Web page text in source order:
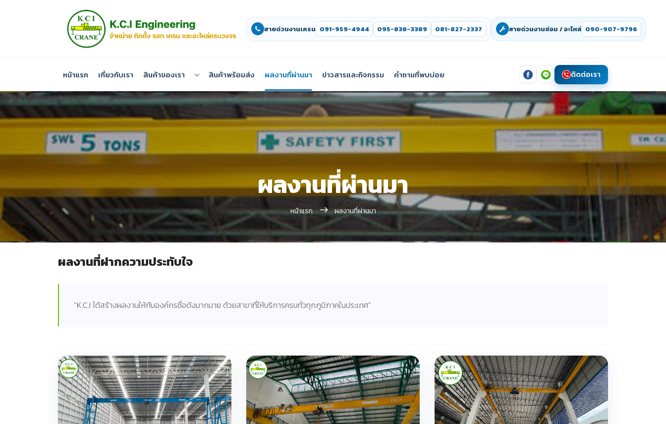
สายด่วนงานเครน 091-959-4944 095-838-3389 081-827-2337 สายด่วนงานซ่อม / อะไหล่ 090-907-9796
หน้าแรก เกี่ยวกับเรา สินค้าของเรา สินค้าพร้อมส่ง ผลงานที่ผ่านมา ข่าวสารและกิจกรรม คำถามที่พบบ่อย ติดต่อเรา
ผลงานที่ผ่านมา
หน้าแรก ผลงานที่ผ่านมา
ผลงานที่ฝากความประทับใจ
“K.C.I ได้สร้างผลงานให้กับองค์กรชื่อดังมากมาย ด้วยสาขาที่ให้บริการครบทั่วทุกภูมิภาคในประเทศ”